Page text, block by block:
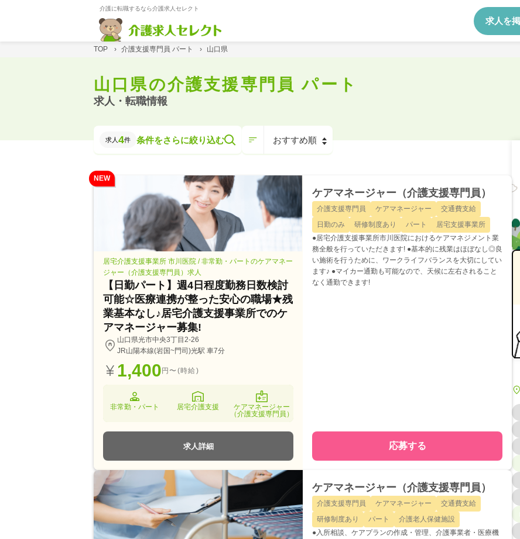
介護に転職するなら介護求人セレクト
求人を
TOP › 介護支援専門員 パート › 山口県
山口県の介護支援専門員 パート
求人・転職情報
求人 4件 条件をさらに絞り込む
NEW
居宅介護支援事業所 市川医院 / 非常勤・パートのケアマネー
ジャー（介護支援専門員）求人
【日勤パート】週4日程度勤務日数検討
可能☆医療連携が整った安心の職場★残
業基本なし♪居宅介護支援事業所でのケ
アマネージャー募集!
山口県光市中央3丁目2-26
JR山陽本線(岩国~門司)光駅 車7分
1,400円〜(時給)
非常勤・パート 居宅介護支援
ケアマネージャー
（介護支援専門員）
求人詳細
ケアマネージャー（介護支援専門員）
介護支援専門員 ケアマネージャー
交通費支給
日勤のみ
研修制度あり パート
居宅支援事業所
●居宅介護支援事業所市川医院におけるケアマネジメント業
務全般を行っていただきます! ●基本的に残業はほぼなし◎良
い施術を行うために、ワークライフバランスを大切にしてい
ます♪ ●マイカー通勤も可能なので、天候に左右されること
なく通勤できます!
応募する
ケアマネージャー（介護支援専門員）
介護支援専門員 ケアマネージャー
交通費支給
研修制度あり
パート
介護老人保健施設
●入所相談、ケアプランの作成・管理、介護事業者・医療機